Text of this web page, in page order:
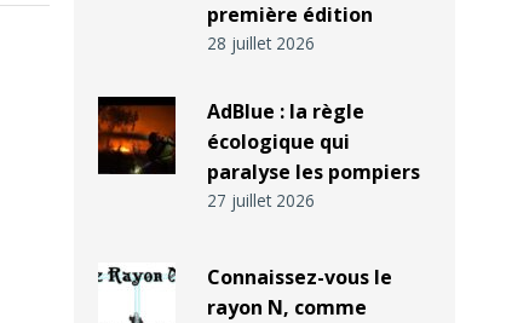
première édition
28 juillet 2026
AdBlue : la règle
écologique qui
paralyse les pompiers
27 juillet 2026
Connaissez-vous le
rayon N, comme